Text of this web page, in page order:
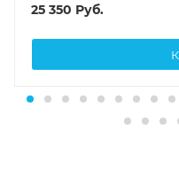
25 350 Руб.